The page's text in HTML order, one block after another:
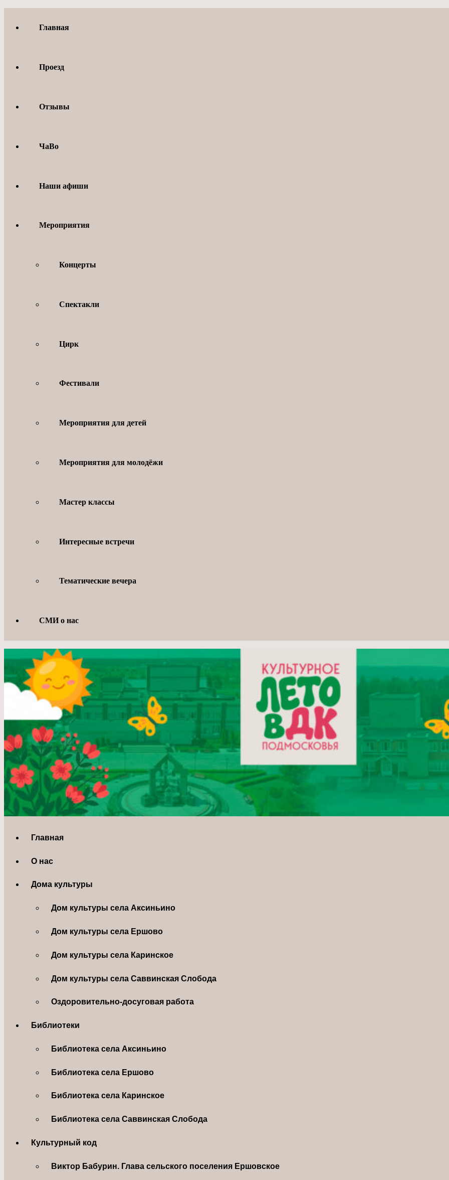
содержимомуГлавная
Проезд
Отзывы
ЧаВо
Наши афиши
Мероприятия
Концерты
Спектакли
Цирк
Фестивали
Мероприятия для детей
Мероприятия для молодёжи
Мастер классы
Интересные встречи
Тематические вечера
СМИ о нас
Главная
О нас
Дома культуры
Дом культуры села Аксиньино
Дом культуры села Ершово
Дом культуры села Каринское
Дом культуры села Саввинская Слобода
Оздоровительно-досуговая работа
Библиотеки
Библиотека села Аксиньино
Библиотека села Ершово
Библиотека села Каринское
Библиотека села Саввинская Слобода
Культурный код
Виктор Бабурин. Глава сельского поселения Ершовское